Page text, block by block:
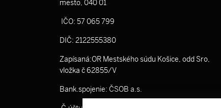
mesto, 040 01
IČO: 57 065 799
DIČ: 2122555380
Zapísaná:OR Mestského súdu Košice, odd Sro,
vložka č 62855/V
Bank.spojenie: ČSOB a.s.